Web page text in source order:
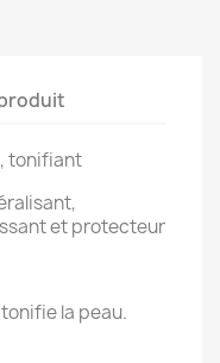
tonifiant
et protecteur
la peau.